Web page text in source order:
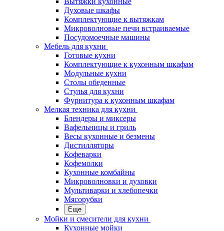
Духовые шкафы
Комплектующие к вытяжкам
Микроволновые печи встраиваемые
Посудомоечные машины
Мебель для кухни
Готовые кухни
Комплектующие к кухонным шкафам
Модульные кухни
Столы обеденные
Стулья для кухни
Фурнитура к кухонным шкафам
Мелкая техника для кухни
Блендеры и миксеры
Вафельницы и гриль
Весы кухонные и безмены
Дистилляторы
Кофеварки
Кофемолки
Кухонные комбайны
Микроволновки и духовки
Мультиварки и хлебопечки
Мясорубки
Еще
Мойки и смесители для кухни
Кухонные мойки